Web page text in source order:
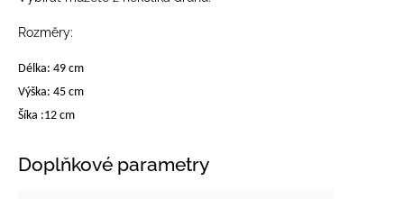
Rozměry:
Délka: 49 cm
Výška: 45 cm
Šíka :12 cm
Doplňkové parametry